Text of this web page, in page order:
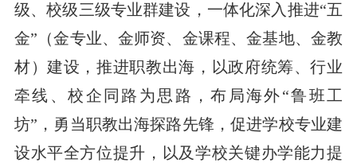
级、校级三级专业群建设，一体化深入推进“五
金”（金专业、金师资、金课程、金基地、金教
材）建设，推进职教出海，以政府统筹、行业
牵线、校企同路为思路，布局海外“鲁班工
坊”，勇当职教出海探路先锋，促进学校专业建
设水平全方位提升，以及学校关键办学能力提